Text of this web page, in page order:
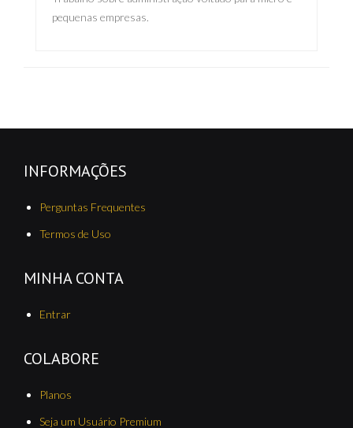
pequenas empresas.
INFORMAÇÕES
Perguntas Frequentes
Termos de Uso
MINHA CONTA
Entrar
COLABORE
Planos
Seja um Usuário Premium